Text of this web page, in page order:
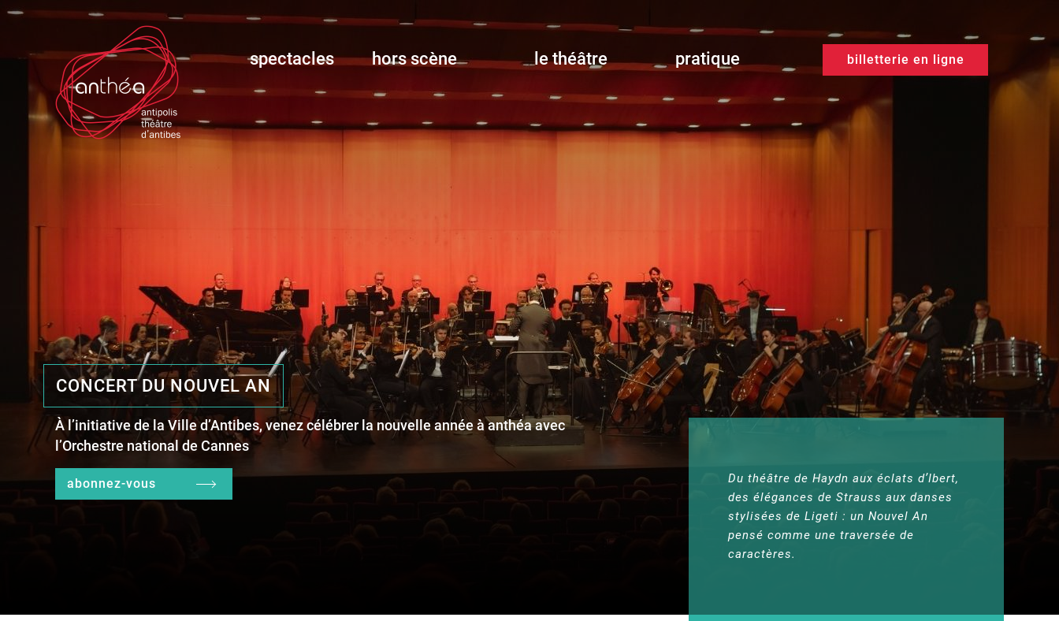
spectacles hors scène le théâtre pratique billetterie en ligne
CONCERT DU NOUVEL AN
À l’initiative de la Ville d’Antibes, venez célébrer la nouvelle année à anthéa avec
l’Orchestre national de Cannes
abonnez-vous
Du théâtre de Haydn aux éclats d’Ibert,
des élégances de Strauss aux danses
stylisées de Ligeti : un Nouvel An
pensé comme une traversée de
caractères.